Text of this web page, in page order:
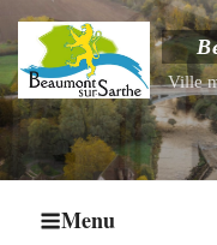
Aller
au
contenu
principal
Ville
Menu
Ouvrir le sous-menu
Ouvrir le sous-menu
Ouvrir le sous-menu